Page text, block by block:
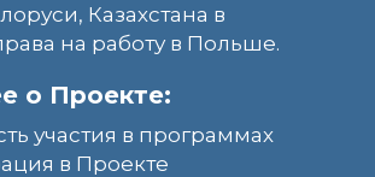
Казахстана в
на работу в Польше.
о Проекте:
участия в программах
в Проекте